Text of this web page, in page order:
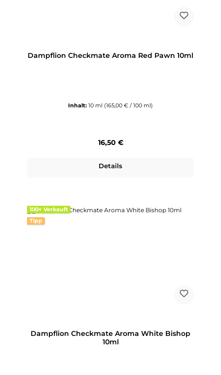
Dampflion Checkmate Aroma Red Pawn 10ml
Inhalt: 10 ml (165,00 € / 100 ml)
Regulärer Preis:
16,50 €
Details
100+ Verkauft
Tipp
Dampflion Checkmate Aroma White Bishop
10ml